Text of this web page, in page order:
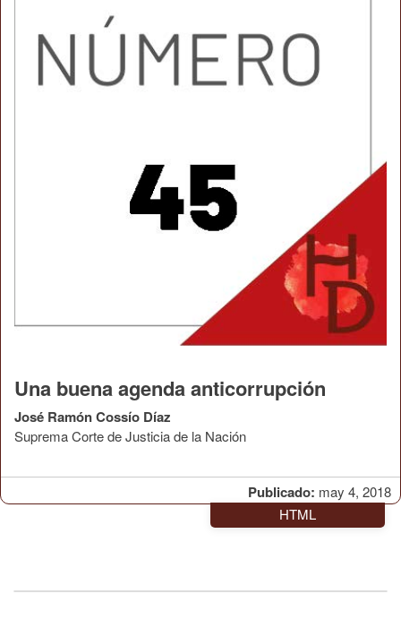
Publicado: may 4, 2018
Una buena agenda anticorrupción
José Ramón Cossío Díaz
Suprema Corte de Justicia de la Nación
HTML